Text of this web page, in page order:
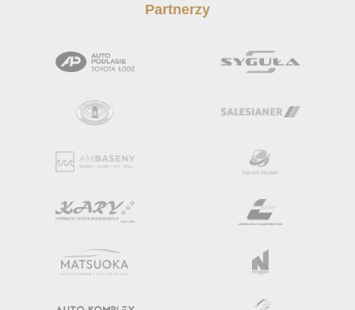
Partnerzy